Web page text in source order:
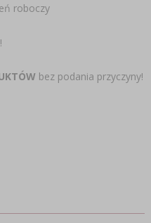
roboczy
bez podania przyczyny!